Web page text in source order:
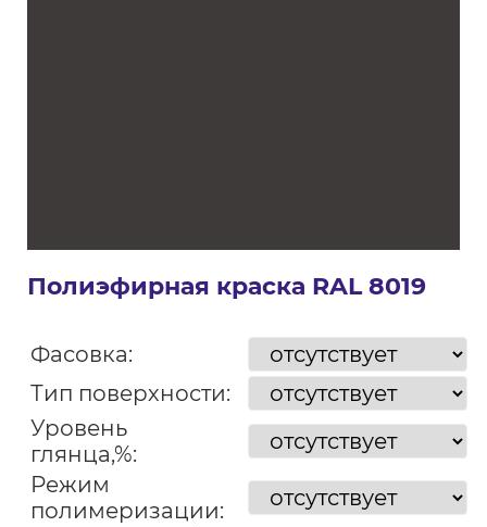
Полиэфирная краска RAL 8019
Фасовка:
Тип поверхности:
Уровень
глянца,%:
Режим
полимеризации: